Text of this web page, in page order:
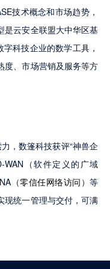
技术概念和市场趋势，
是云安全联盟大中华区基
科技企业的数学工具，
度、市场营销及服务等方
，数篷科技获评“神兽企
WAN（软件定义的广域
（零信任网络访问 ）等
现统一管理与交付，可满